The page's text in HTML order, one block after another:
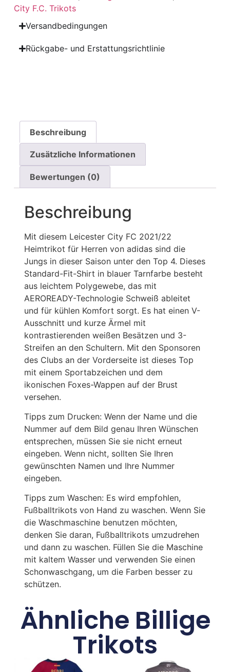
City F.C. Trikots
Versandbedingungen
Rückgabe- und Erstattungsrichtlinie
Beschreibung
Zusätzliche Informationen
Bewertungen (0)
Beschreibung
Mit diesem Leicester City FC 2021/22
Heimtrikot für Herren von adidas sind die
Jungs in dieser Saison unter den Top 4. Dieses
Standard-Fit-Shirt in blauer Tarnfarbe besteht
aus leichtem Polygewebe, das mit
AEROREADY-Technologie Schweiß ableitet
und für kühlen Komfort sorgt. Es hat einen V-
Ausschnitt und kurze Ärmel mit
kontrastierenden weißen Besätzen und 3-
Streifen an den Schultern. Mit den Sponsoren
des Clubs an der Vorderseite ist dieses Top
mit einem Sportabzeichen und dem
ikonischen Foxes-Wappen auf der Brust
versehen.
Tipps zum Drucken: Wenn der Name und die
Nummer auf dem Bild genau Ihren Wünschen
entsprechen, müssen Sie sie nicht erneut
eingeben. Wenn nicht, sollten Sie Ihren
gewünschten Namen und Ihre Nummer
eingeben.
Tipps zum Waschen: Es wird empfohlen,
Fußballtrikots von Hand zu waschen. Wenn Sie
die Waschmaschine benutzen möchten,
denken Sie daran, Fußballtrikots umzudrehen
und dann zu waschen. Füllen Sie die Maschine
mit kaltem Wasser und verwenden Sie einen
Schonwaschgang, um die Farben besser zu
schützen.
Ähnliche Billige
Trikots